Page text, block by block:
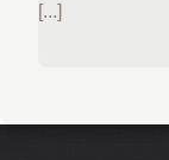
[...]